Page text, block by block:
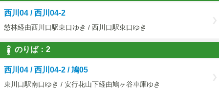
西川04 / 西川04-2
慈林経由西川口駅東口ゆき / 西川口駅東口ゆき
のりば：2
西川04 / 西川04-2 / 鳩05
東川口駅南口ゆき / 安行花山下経由鳩ヶ谷車庫ゆき